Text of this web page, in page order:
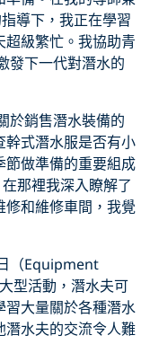
導下，我正在學習
級繁忙。我協助青
發下一代對潛水的
於銷售潛水裝備的
幹式潛水服是否有小
做準備的重要組成
那裡我深入瞭解了
修和維修車間，我覺
（Equipment
型活動，潛水夫可
習大量關於各種潛水
潛水夫的交流令人難